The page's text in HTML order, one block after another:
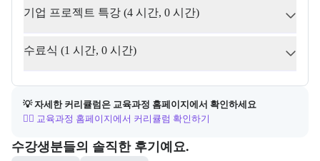
기업 프로젝트 특강 (4 시간, 0 시간)
수료식 (1 시간, 0 시간)
💡 자세한 커리큘럼은 교육과정 홈페이지에서 확인하세요
👉🏻 교육과정 홈페이지에서 커리큘럼 확인하기
포폴&후기
수강생분들의 솔직한 후기예요.